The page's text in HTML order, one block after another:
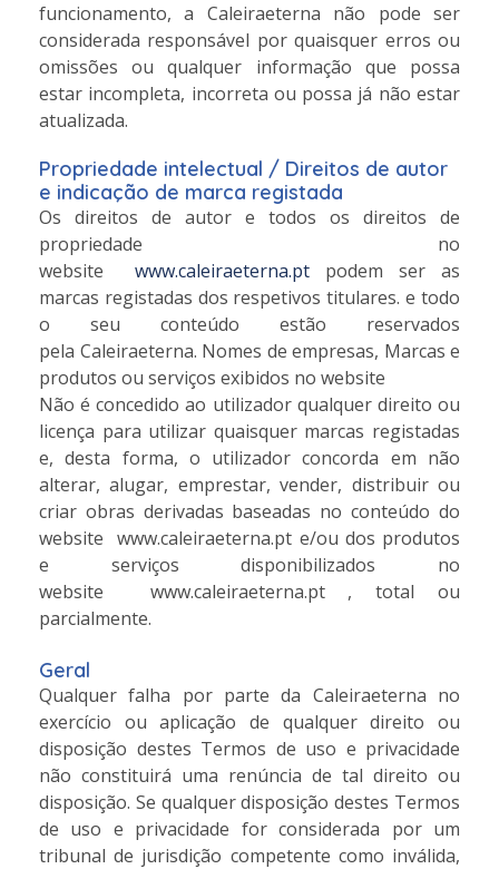
funcionamento, a Caleiraeterna não pode ser
considerada responsável por quaisquer erros ou
omissões ou qualquer informação que possa
estar incompleta, incorreta ou possa já não estar
atualizada.
Propriedade intelectual / Direitos de autor
e indicação de marca registada
Os direitos de autor e todos os direitos de
propriedade no
website www.caleiraeterna.pt podem ser as
marcas registadas dos respetivos titulares. e todo
o seu conteúdo estão reservados
pela Caleiraeterna. Nomes de empresas, Marcas e
produtos ou serviços exibidos no website
Não é concedido ao utilizador qualquer direito ou
licença para utilizar quaisquer marcas registadas
e, desta forma, o utilizador concorda em não
alterar, alugar, emprestar, vender, distribuir ou
criar obras derivadas baseadas no conteúdo do
website www.caleiraeterna.pt e/ou dos produtos
e serviços disponibilizados no
website www.caleiraeterna.pt , total ou
parcialmente.
Geral
Qualquer falha por parte da Caleiraeterna no
exercício ou aplicação de qualquer direito ou
disposição destes Termos de uso e privacidade
não constituirá uma renúncia de tal direito ou
disposição. Se qualquer disposição destes Termos
de uso e privacidade for considerada por um
tribunal de jurisdição competente como inválida,